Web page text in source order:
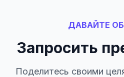
ДАВАЙТЕ
Запросить
Поделитесь своими